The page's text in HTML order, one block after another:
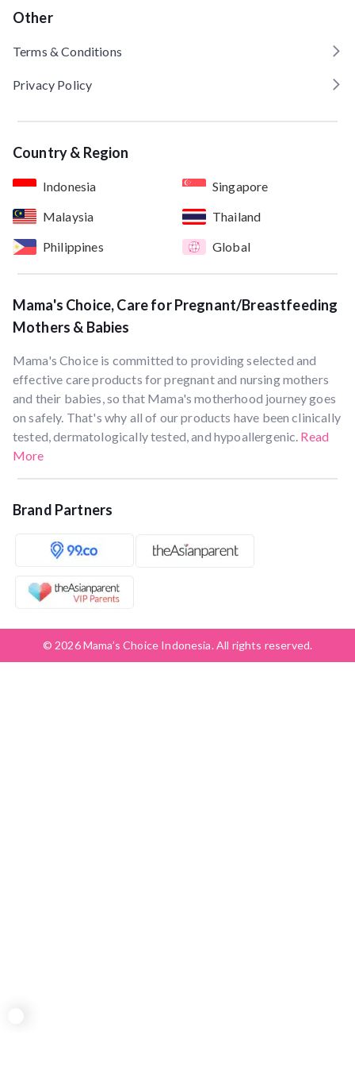
Other
Terms & Conditions
Privacy Policy
Country & Region
Indonesia
Singapore
Malaysia
Thailand
Philippines
Global
Mama's Choice, Care for Pregnant/Breastfeeding
Mothers & Babies
Mama's Choice is committed to providing selected and
effective care products for pregnant and nursing mothers
and their babies, so that Mama's motherhood journey goes
on safely. That's why all of our products have been clinically
tested, dermatologically tested, and hypoallergenic. Read
More
Brand Partners
© 2026 Mama’s Choice Indonesia. All rights reserved.